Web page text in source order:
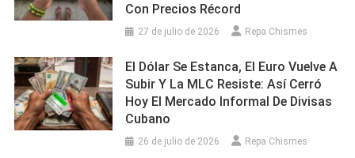
Con Precios Récord
27 de julio de 2026 Repa Chismes
El Dólar Se Estanca, El Euro Vuelve A
Subir Y La MLC Resiste: Así Cerró
Hoy El Mercado Informal De Divisas
Cubano
26 de julio de 2026 Repa Chismes